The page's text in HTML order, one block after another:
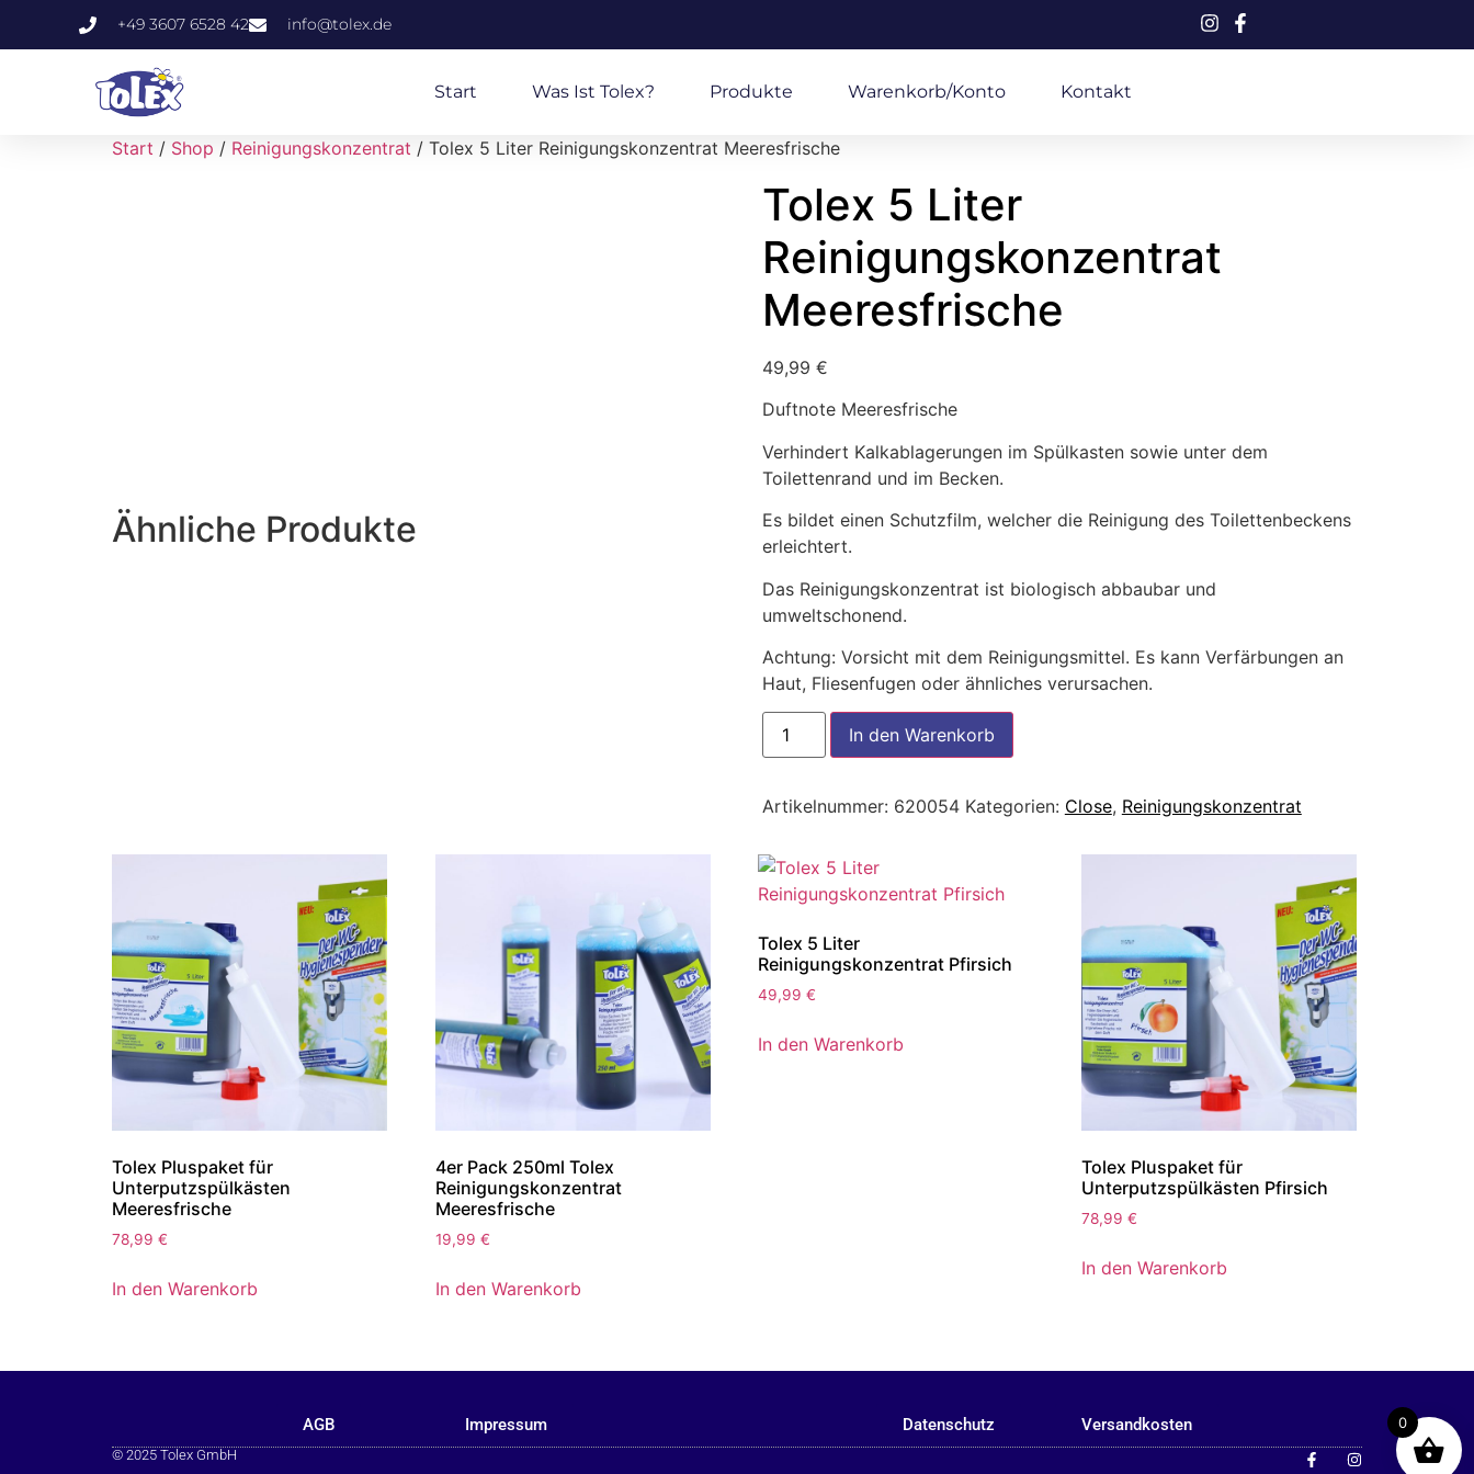
+49 3607 6528 42 info@tolex.de
Start Was Ist Tolex? Produkte Warenkorb/Konto Kontakt
Start / Shop / Reinigungskonzentrat / Tolex 5 Liter Reinigungskonzentrat Meeresfrische
Tolex 5 Liter
Reinigungskonzentrat
Meeresfrische
49,99 €
Duftnote Meeresfrische
Verhindert Kalkablagerungen im Spülkasten sowie unter dem
Toilettenrand und im Becken.
Es bildet einen Schutzfilm, welcher die Reinigung des Toilettenbeckens
erleichtert.
Das Reinigungskonzentrat ist biologisch abbaubar und
umweltschonend.
Achtung: Vorsicht mit dem Reinigungsmittel. Es kann Verfärbungen an
Haut, Fliesenfugen oder ähnliches verursachen.
In den Warenkorb
Artikelnummer: 620054 Kategorien: Close, Reinigungskonzentrat
Ähnliche Produkte
Tolex Pluspaket für
Unterputzspülkästen
Meeresfrische
78,99 €
In den Warenkorb
4er Pack 250ml Tolex
Reinigungskonzentrat
Meeresfrische
19,99 €
In den Warenkorb
Tolex 5 Liter
Reinigungskonzentrat Pfirsich
49,99€
In den Warenkorb
Tolex Pluspaket für
Unterputzspülkästen Pfirsich
78,99€
In den Warenkorb
AGB Impressum Versandkosten
Datenschutz
© 2025 Tolex GmbH
0